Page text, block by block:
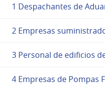
1 Despachantes de
2 Empresas
3 Personal de edificios
4 Empresas de Pompas